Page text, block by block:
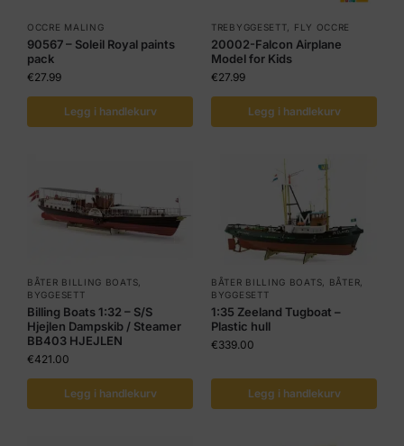
OCCRE MALING
90567 – Soleil Royal paints
pack
€27.99
Legg i handlekurv
TREBYGGESETT FLY OCCRE
20002-Falcon Airplane
Model for Kids
€27.99
Legg i handlekurv
BÅTER BILLING BOATS
BYGGESETT
Billing Boats 1:32 – S/S
Hjejlen Dampskib / Steamer
BB403 HJEJLEN
€421.00
Legg i handlekurv
BÅTER BILLING BOATS BÅTER
BYGGESETT
1:35 Zeeland Tugboat –
Plastic hull
€339.00
Legg i handlekurv